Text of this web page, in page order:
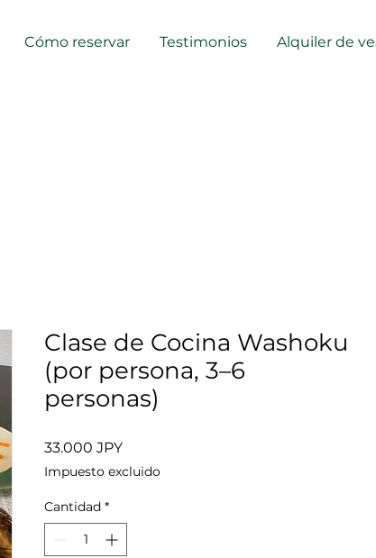
Cómo reservar Testimonios Alquiler de
Clase de Cocina Washoku
(por persona, 3–6
personas)
33.000 JPYPrecio
Impuesto excluido
Cantidad *